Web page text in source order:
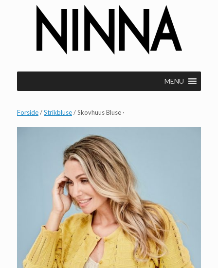
MENU
Forside/Strikbluse/ Skovhuus Bluse ·